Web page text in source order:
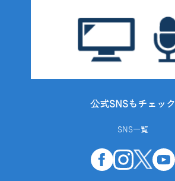
公式SNSもチェック
SNS一覧